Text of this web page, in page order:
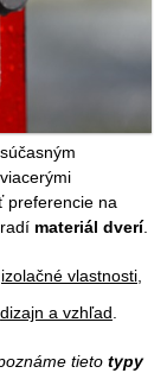
preferencie na
materiál dverí.
izolačné vlastnosti,
dizajn a vzhľad.
tieto typy